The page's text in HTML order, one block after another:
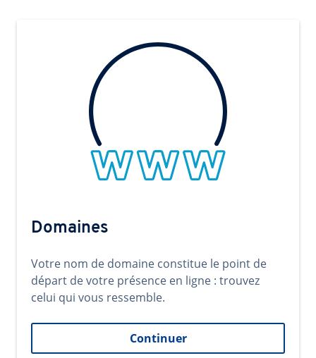
Domaines
Votre nom de domaine constitue le point de
départ de votre présence en ligne : trouvez
celui qui vous ressemble.
Continuer